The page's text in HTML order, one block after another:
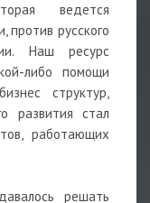
ведется
против русского
Наш ресурс
либо помощи
структур,
развития стал
работающих
решать